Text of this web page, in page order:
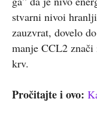
stvarni nivoi
zauzvrat, dovelo
manje CCL2
krv.
Pročitajte i ovo: